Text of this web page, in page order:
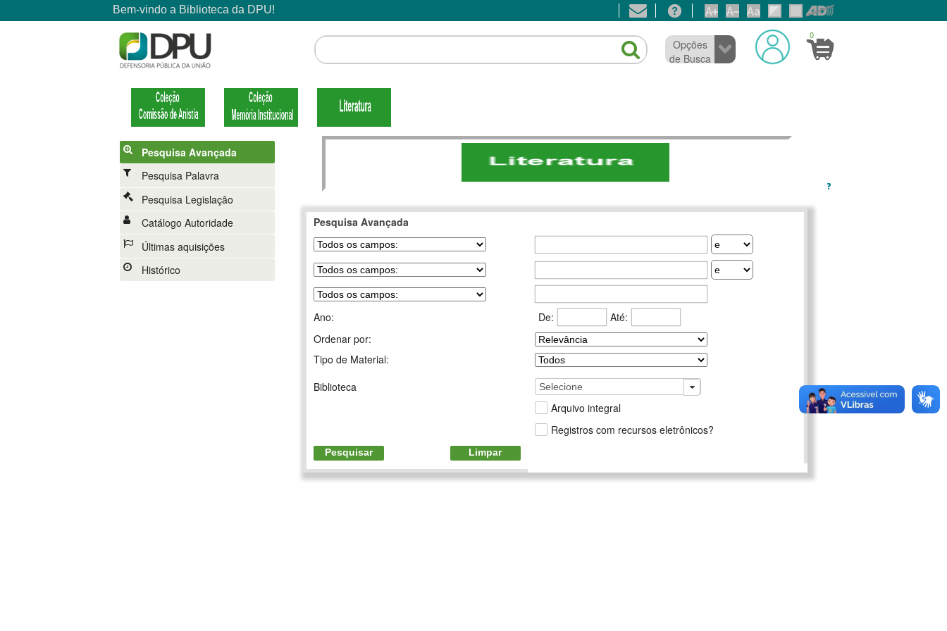
0
Opções
de Busca
Pesquisa Avançada
Pesquisa Palavra
Pesquisa Legislação
Catálogo Autoridade
Últimas aquisições
Histórico
Pesquisa Avançada
Ano: De:
Até:
Ordenar por:
Tipo de Material:
Biblioteca
Selecione
Arquivo integral
Registros com recursos eletrônicos?
Pesquisar Limpar